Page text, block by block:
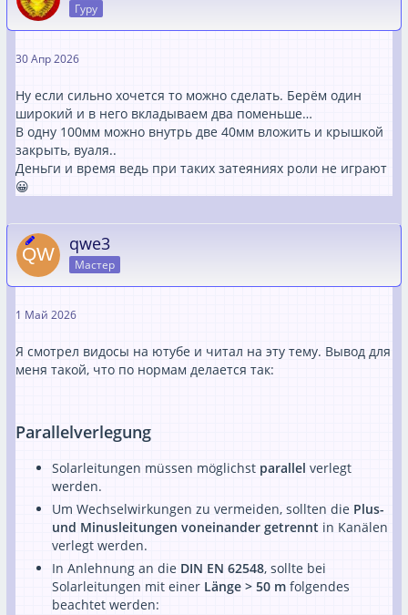
Гуру
30 Апр 2026
Ну если сильно хочется то можно сделать. Берём один
широкий и в него вкладываем два поменьше…
В одну 100мм можно внутрь две 40мм вложить и крышкой
закрыть, вуаля..
Деньги и время ведь при таких затеяниях роли не играют
😀
qwe3
Мастер
1 Май 2026
Я смотрел видосы на ютубе и читал на эту тему. Вывод для
меня такой, что по нормам делается так:
Parallelverlegung
Solarleitungen müssen möglichst parallel verlegt
werden.
Um Wechselwirkungen zu vermeiden, sollten die Plus-
und Minusleitungen voneinander getrennt in Kanälen
verlegt werden.
In Anlehnung an die DIN EN 62548, sollte bei
Solarleitungen mit einer Länge > 50 m folgendes
beachtet werden: